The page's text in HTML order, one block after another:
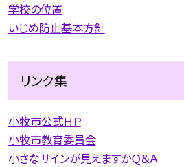
学校の位置
いじめ防止基本方針
リンク集
小牧市公式ＨＰ
小牧市教育委員会
小さなサインが見えますかＱ＆Ａ